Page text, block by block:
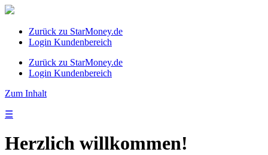
Zurück zu StarMoney.de
Login Kundenbereich
Zurück zu StarMoney.de
Login Kundenbereich
Zum Inhalt
☰
Herzlich willkommen!